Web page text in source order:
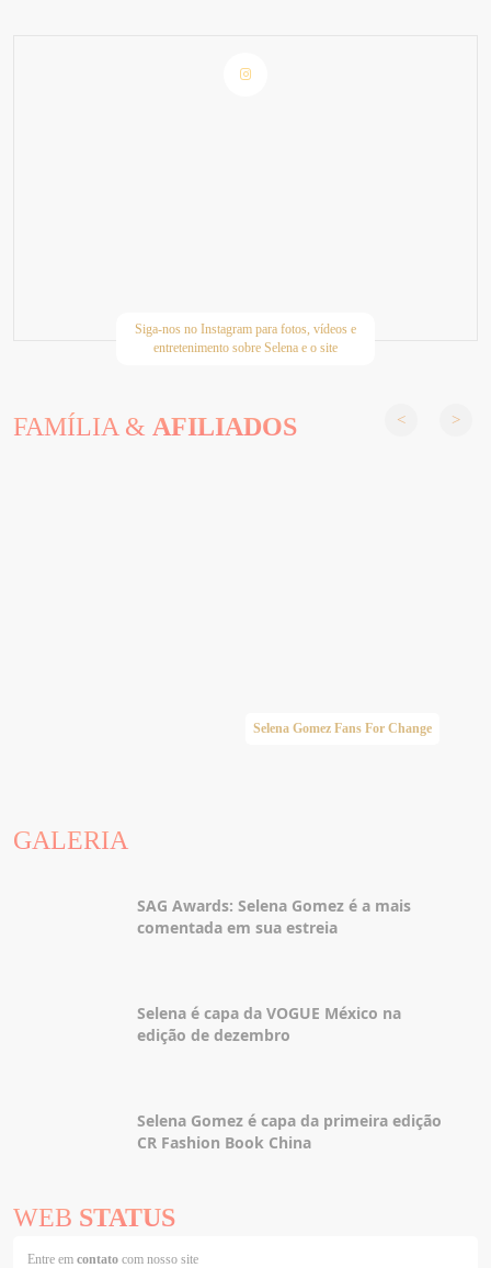
Siga-nos no Instagram para fotos, vídeos e
entretenimento sobre Selena e o site
FAMÍLIA & AFILIADOS
Selena Gomez Fans For Change
GALERIA
SAG Awards: Selena Gomez é a mais
comentada em sua estreia
Selena é capa da VOGUE México na
edição de dezembro
Selena Gomez é capa da primeira edição
CR Fashion Book China
WEB STATUS
Entre em contato com nosso site